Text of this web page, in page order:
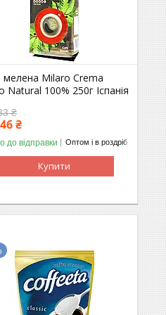
мелена Milaro Crema
Natural 100% 250г Іспанія
₴
₴
до відправки Оптом і в роздріб
Купити